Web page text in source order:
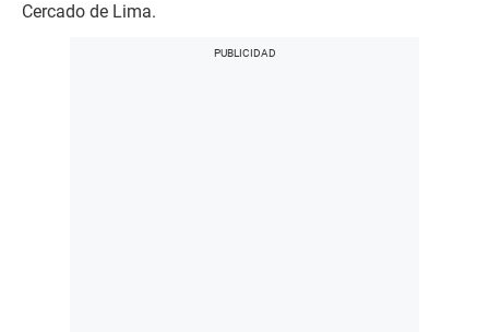
Cercado de Lima.